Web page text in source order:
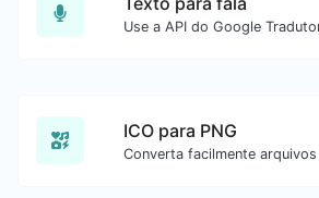
ICO para PNG